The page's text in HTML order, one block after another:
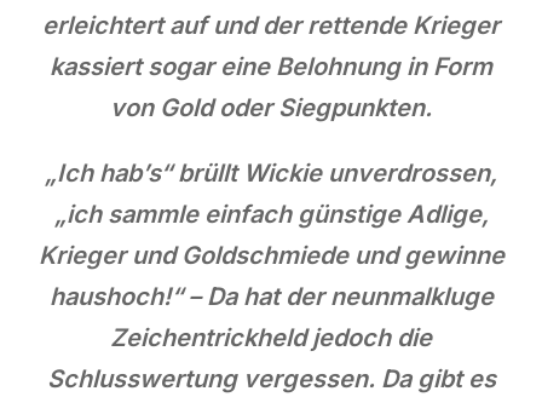
erleichtert auf und der rettende Krieger
kassiert sogar eine Belohnung in Form
von Gold oder Siegpunkten.
„Ich hab’s“ brüllt Wickie unverdrossen,
„ich sammle einfach günstige Adlige,
Krieger und Goldschmiede und gewinne
haushoch!“ – Da hat der neunmalkluge
Zeichentrickheld jedoch die
Schlusswertung vergessen. Da gibt es